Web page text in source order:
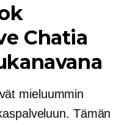
Chatia
mieluummin
Tämän